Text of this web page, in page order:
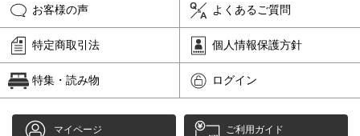
お客様の声 よくあるご質問
特定商取引法 個人情報保護方針
特集・読み物 ログイン
マイページ ご利用ガイド